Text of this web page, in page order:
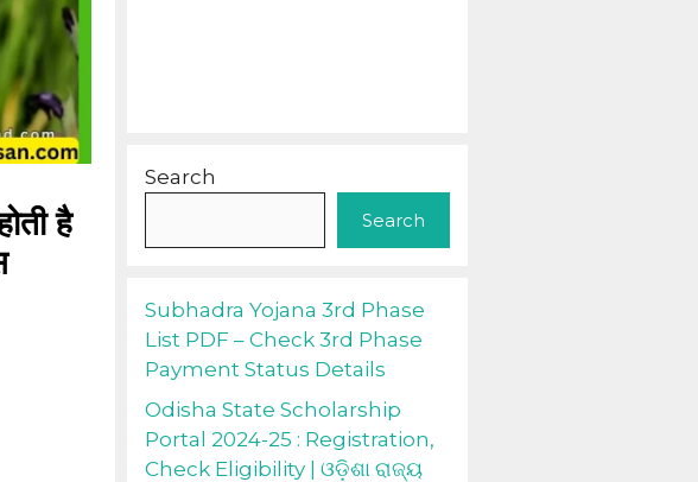
है
Search
Search
Subhadra Yojana 3rd Phase
List PDF – Check 3rd Phase
Payment Status Details
Odisha State Scholarship
Portal 2024-25 : Registration,
Check Eligibility | ଓଡ଼ିଶା ରାଜ୍ୟ